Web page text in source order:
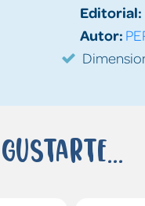
Editorial:
Autor: